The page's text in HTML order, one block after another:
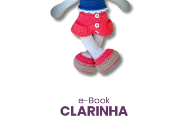
e-Book
CLARINHA